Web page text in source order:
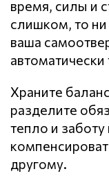
время, силы и
слишком, то
ваша
Храните
разделите
тепло и
другому.